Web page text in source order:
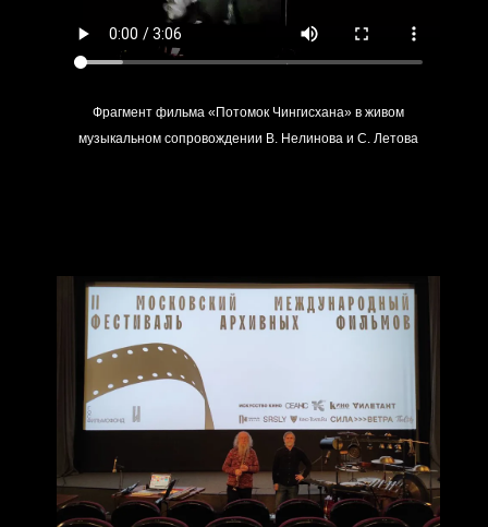
Фрагмент фильма «Потомок Чингисхана» в живом
музыкальном сопровождении В. Нелинова и С. Летова